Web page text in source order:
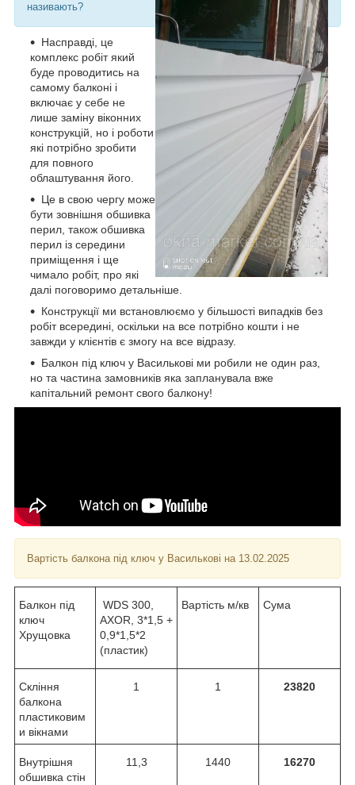
називають?
Насправді, це
комплекс робіт який
буде проводитись на
самому балконі і
включає у себе не
лише заміну віконних
конструкцій, но і роботи
які потрібно зробити
для повного
облаштування його.
Це в свою чергу може
бути зовнішня обшивка
перил, також обшивка
перил із середини
приміщення і ще
чимало робіт, про які
далі поговоримо детальніше.
Конструкції ми встановлюємо у більшості випадків без
робіт всередині, оскільки на все потрібно кошти і не
завжди у клієнтів є змогу на все відразу.
Балкон під ключ у Василькові ми робили не один раз,
но та частина замовників яка запланувала вже
капітальний ремонт свого балкону!
Вартість балкона під ключ у Василькові на 13.02.2025
Балкон під
ключ
Хрущовка
WDS 300,
AXOR, 3*1,5 +
0,9*1,5*2
(пластик)
Вартість м/кв Сума
Скління
балкона
пластиковим
и вікнами
1 1 23820
Внутрішня
обшивка стін
11,3 1440 16270